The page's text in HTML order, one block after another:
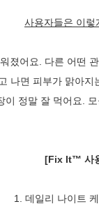
사용자들은 이렇
졌어요. 다른 어떤
나면 피부가 맑아
정말 잘 먹어요.
[Fix It™ 사
1. 데일리 나이트